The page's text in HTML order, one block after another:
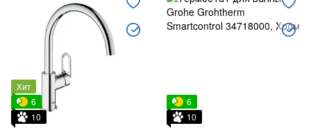
Хит
6
10
6
10